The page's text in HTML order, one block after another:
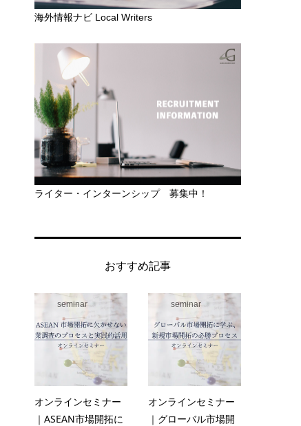
海外情報ナビ Local Writers
ライター・インターンシップ 募集中！
おすすめ記事
seminar
オンラインセミナー
｜ASEAN市場開拓に
seminar
オンラインセミナー
｜グローバル市場開